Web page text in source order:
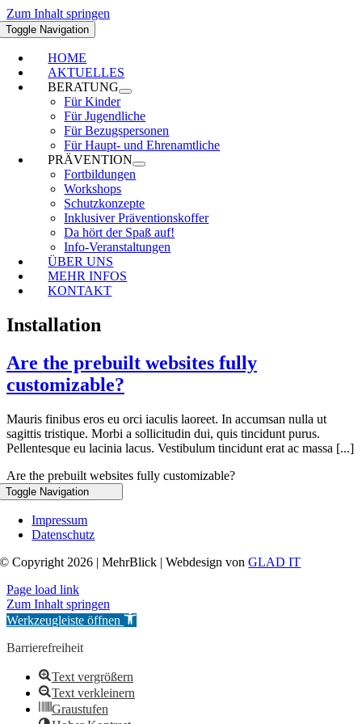
Zum Inhalt springen
Toggle Navigation
HOME
AKTUELLES
BERATUNG
Für Kinder
Für Jugendliche
Für Bezugspersonen
Für Haupt- und Ehrenamtliche
PRÄVENTION
Fortbildungen
Workshops
Schutzkonzepte
Inklusiver Präventionskoffer
Da hört der Spaß auf!
Info-Veranstaltungen
ÜBER UNS
MEHR INFOS
KONTAKT
Installation
Are the prebuilt websites fully
customizable?
Mauris finibus eros eu orci iaculis laoreet. In accumsan nulla ut
sagittis tristique. Morbi a sollicitudin dui, quis tincidunt purus.
Pellentesque eu lacinia lacus. Vestibulum tincidunt erat ac massa [...]
Are the prebuilt websites fully customizable?
Toggle Navigation
Impressum
Datenschutz
© Copyright 2026 | MehrBlick | Webdesign vonGLAD IT
Page load link
Zum Inhalt springen
Werkzeugleiste öffnen
Barrierefreiheit
Text vergrößern
Text verkleinern
Graustufen